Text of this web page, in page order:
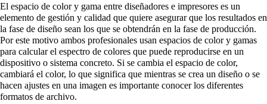
El espacio de color y gama entre diseñadores e impresores es un
elemento de gestión y calidad que quiere asegurar que los resultados en
la fase de diseño sean los que se obtendrán en la fase de producción.
Por este motivo ambos profesionales usan espacios de color y gamas
para calcular el espectro de colores que puede reproducirse en un
dispositivo o sistema concreto. Si se cambia el espacio de color,
cambiará el color, lo que significa que mientras se crea un diseño o se
hacen ajustes en una imagen es importante conocer los diferentes
formatos de archivo.